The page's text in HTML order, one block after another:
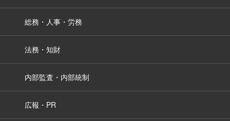
総務・人事・労務
法務・知財
内部監査・内部統制
広報・PR